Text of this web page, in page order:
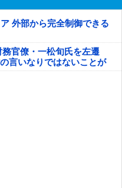
外部から完全制御できる
務官僚・一松旬氏を左遷
言いなりではないことが